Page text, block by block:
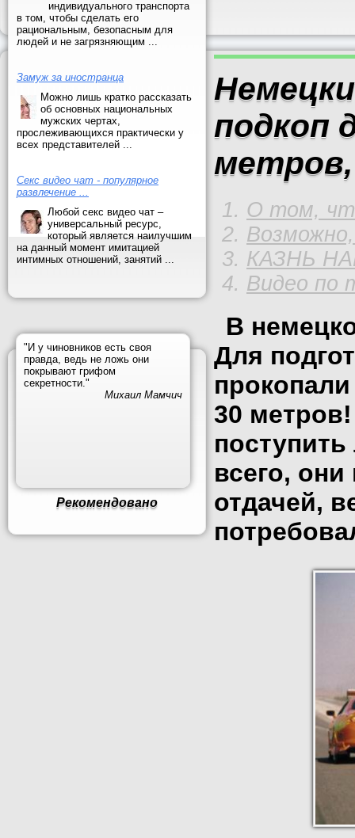
индивидуального транспорта
в том, чтобы сделать его
рациональным, безопасным для
людей и не загрязняющим ...
Замуж за иностранца
Можно лишь кратко рассказать
об основных национальных
мужских чертах,
прослеживающихся практически у
всех представителей ...
Секс видео чат - популярное
развлечение ...
Любой секс видео чат –
универсальный ресурс,
который является наилучшим
на данный момент имитацией
интимных отношений, занятий ...
"И у чиновников есть своя
правда, ведь не ложь они
покрывают грифом
секретности."
Михаил Мамчич
Рекомендовано
подкоп
О том,
КАЗНЬ
Видео по
В
Для
30
всего,
отдачей,